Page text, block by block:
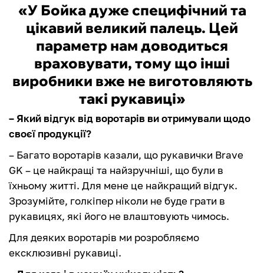
«У Бойка дуже специфічний та
цікавий великий палець. Цей
параметр нам доводиться
враховувати, тому що інші
виробники вже не виготовляють
такі рукавиці»
– Який відгук від воротарів ви отримували щодо
своєї продукції?
– Багато воротарів казали, що рукавички Brave
GK – це найкращі та найзручніші, що були в
їхньому житті. Для мене це найкращий відгук.
Зрозумійте, голкіпер ніколи не буде грати в
рукавицях, які його не влаштовують чимось.
Для деяких воротарів ми розробляємо
ексклюзивні рукавиці.